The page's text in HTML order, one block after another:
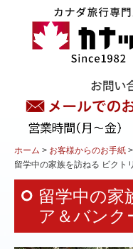
組み立てプラン
人気ツアー
プリンスエドワード島
カナディアンロッキー
ホーム
お客様からのお手紙
留学中の家族を訪ねる ビクト
留学中の家
ア＆バンク